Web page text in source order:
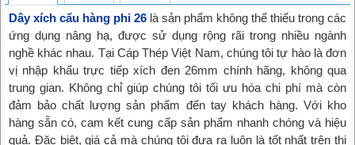
Dây xích cẩu hàng phi 26 là sản phẩm không thể thiếu trong các
ứng dụng nâng hạ, được sử dụng rộng rãi trong nhiều ngành
nghề khác nhau. Tại Cáp Thép Việt Nam, chúng tôi tự hào là đơn
vị nhập khẩu trực tiếp xích đen 26mm chính hãng, không qua
trung gian. Không chỉ giúp chúng tôi tối ưu hóa chi phí mà còn
đảm bảo chất lượng sản phẩm đến tay khách hàng. Với kho
hàng sẵn có, cam kết cung cấp sản phẩm nhanh chóng và hiệu
quả. Đặc biệt, giá cả mà chúng tôi đưa ra luôn là tốt nhất trên thị